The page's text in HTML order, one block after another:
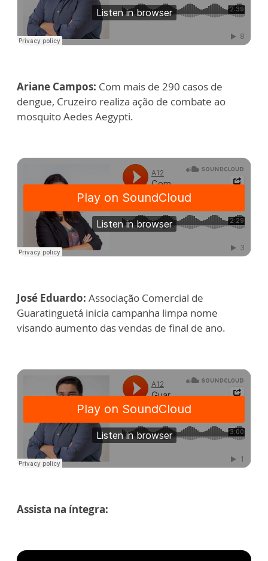
Ariane Campos: Com mais de 290 casos de
dengue, Cruzeiro realiza ação de combate ao
mosquito Aedes Aegypti.
José Eduardo: Associação Comercial de
Guaratinguetá inicia campanha limpa nome
visando aumento das vendas de final de ano.
Assista na íntegra: